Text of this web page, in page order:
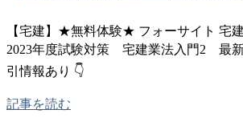
【宅建】★無料体験★ フォーサイト 宅
2023年度試験対策 宅建業法入門2 最
引情報あり 👇
記事を読む